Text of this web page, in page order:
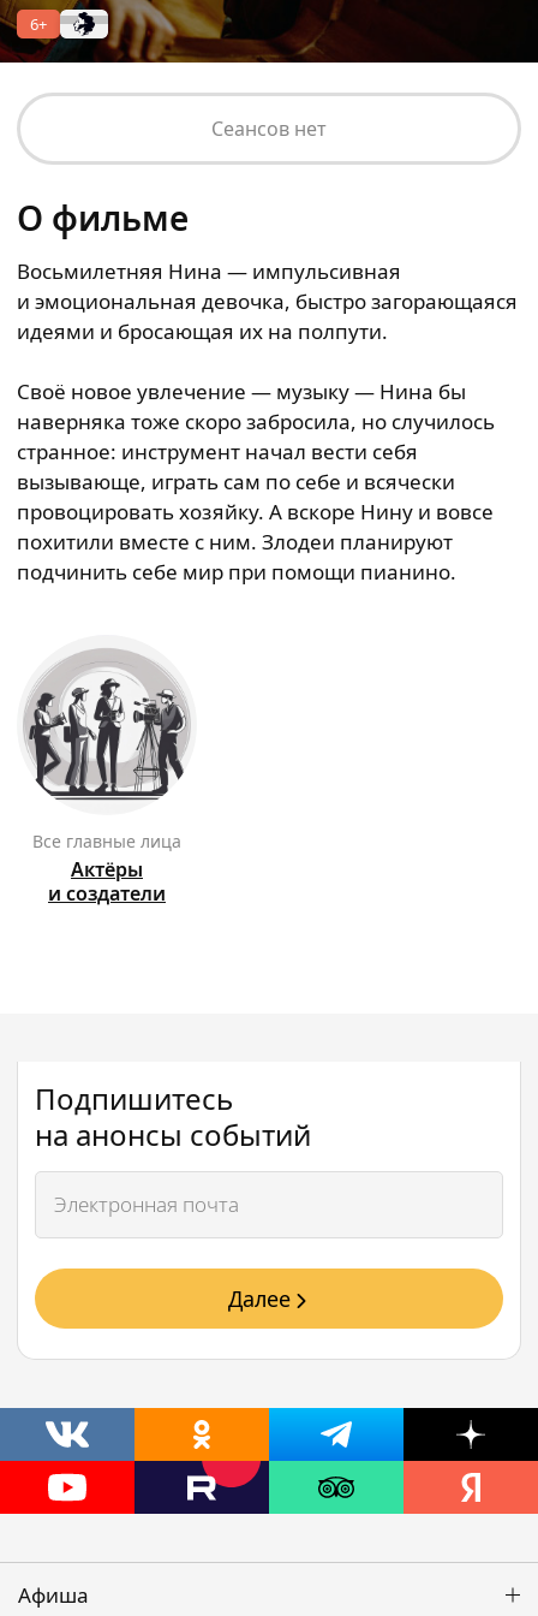
6+
Сеансов нет
О фильме
Восьмилетняя Нина — импульсивная
и эмоциональная девочка, быстро загорающаяся
идеями и бросающая их на полпути.
Своё новое увлечение — музыку — Нина бы
наверняка тоже скоро забросила, но случилось
странное: инструмент начал вести себя
вызывающе, играть сам по себе и всячески
провоцировать хозяйку. А вскоре Нину и вовсе
похитили вместе с ним. Злодеи планируют
подчинить себе мир при помощи пианино.
Все главные лица
Актёры
и создатели
Подпишитесь
на анонсы событий
Далее
Афиша